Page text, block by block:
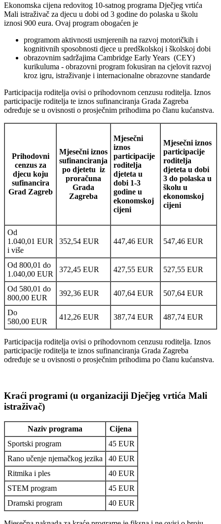
Ekonomska cijena redovitog 10-satnog programa Dječjeg vrtića
Mali istraživač za djecu u dobi od 3 godine do polaska u školu
iznosi 900 eura. Ovaj program obogaćen je
programom aktivnosti usmjerenih na razvoj motoričkih i
kognitivnih sposobnosti djece u predškolskoj i školskoj dobi
obrazovnim sadržajima Cambridge Early Years (CEY)
kurikuluma - obrazovni program fokusiran na cjelovit razvoj
kroz igru, istraživanje i internacionalne obrazovne standarde
Participacija roditelja ovisi o prihodovnom cenzusu roditelja. Iznos
participacije roditelja te iznos sufinanciranja Grada Zagreba
određuje se u ovisnosti o prosječnim prihodima po članu kućanstva.
Prihodovni
cenzus za
djecu koju
sufinancira
Grad Zagreb
Mjesečni iznos
sufinanciranja
po djetetu iz
proračuna
Grada
Zagreba
Mjesečni
iznos
participacije
roditelja
djeteta u
dobi 1-3
godine u
ekonomskoj
cijeni
Mjesečni iznos
participacije
roditelja
djeteta u dobi
3 do polaska u
školu u
ekonomskoj
cijeni
Od
1.040,01 EUR
i više
352,54 EUR 447,46 EUR 547,46 EUR
Od 800,01 do
1.040,00 EUR
372,45 EUR 427,55 EUR 527,55 EUR
Od 580,01 do
800,00 EUR
392,36 EUR 407,64 EUR 507,64 EUR
Do
580,00 EUR
412,26 EUR 387,74 EUR 487,74 EUR
Participacija roditelja ovisi o prihodovnom cenzusu roditelja. Iznos
participacije roditelja te iznos sufinanciranja Grada Zagreba
određuje se u ovisnosti o prosječnim prihodima po članu kućanstva.
Kraći programi (u organizaciji Dječjeg vrtića Mali
istraživač)
Naziv programa
Cijena
Sportski program
45 EUR
Rano učenje njemačkog jezika
40 EUR
Ritmika i ples
40 EUR
STEM program
45 EUR
Dramski program
40 EUR